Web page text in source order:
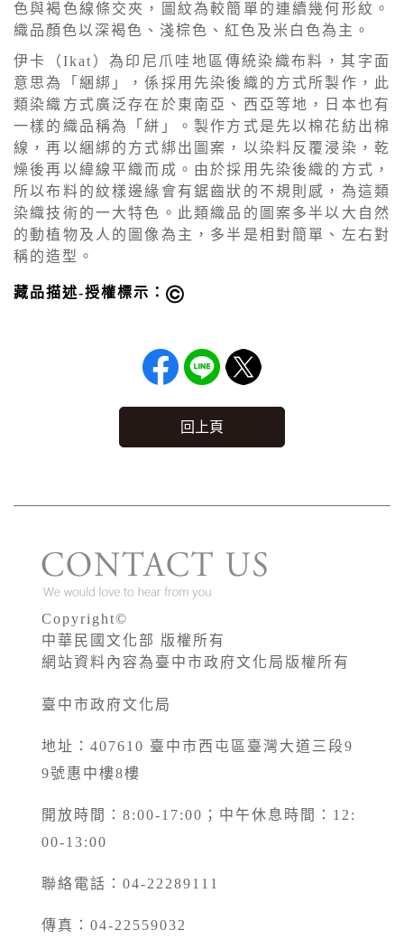
色與褐色線條交夾，圖紋為較簡單的連續幾何形紋。
織品顏色以深褐色、淺棕色、紅色及米白色為主。
伊卡（Ikat）為印尼爪哇地區傳統染織布料，其字面
意思為「綑綁」，係採用先染後織的方式所製作，此
類染織方式廣泛存在於東南亞、西亞等地，日本也有
一樣的織品稱為「絣」。製作方式是先以棉花紡出棉
線，再以綑綁的方式綁出圖案，以染料反覆浸染，乾
燥後再以緯線平織而成。由於採用先染後織的方式，
所以布料的紋樣邊緣會有鋸齒狀的不規則感，為這類
染織技術的一大特色。此類織品的圖案多半以大自然
的動植物及人的圖像為主，多半是相對簡單、左右對
稱的造型。
藏品描述-授權標示：
回上頁
Copyright©
中華民國文化部 版權所有
網站資料內容為臺中市政府文化局版權所有
臺中市政府文化局
地址：407610 臺中市西屯區臺灣大道三段9
9號惠中樓8樓
開放時間：8:00-17:00；中午休息時間：12:
00-13:00
聯絡電話：04-22289111
傳真：04-22559032